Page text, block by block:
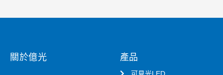
關於億光 產品